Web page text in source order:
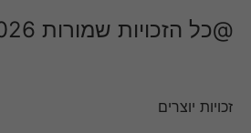
@כל הזכויות שמורות 2022-2026
זכויות יוצרים